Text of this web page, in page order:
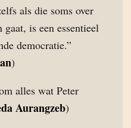
als die soms over
gaat, is een essentieel
democratie.”
)
alles wat Peter
Aurangzeb)